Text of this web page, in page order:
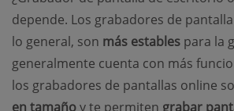
depende. Los grabadores de
lo general, son más estables para la
generalmente cuenta con más
los grabadores de pantallas online
en tamañoy te permiten grabar